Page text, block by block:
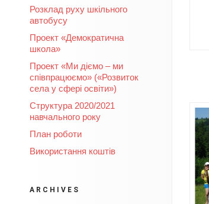
Розклад руху шкільного
автобусу
Проект «Демократична
школа»
Проект «Ми діємо – ми
співпрацюємо» («Розвиток
села у сфері освіти»)
Структура 2020/2021
навчального року
План роботи
Використання коштів
ARCHIVES